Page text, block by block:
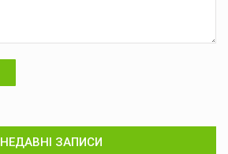
НЕДАВНІ ЗАПИСИ